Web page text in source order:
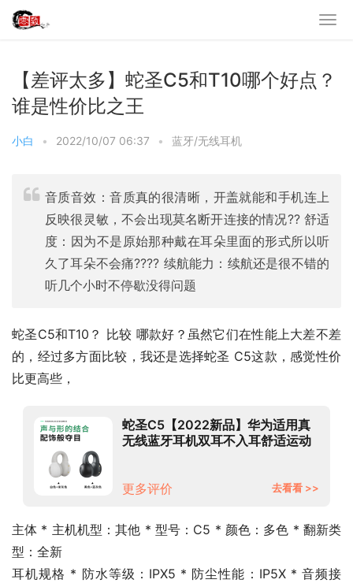
【差评太多】蛇圣C5和T10哪个好点？
谁是性价比之王
小白 • 2022/10/07 06:37 • 蓝牙/无线耳机
音质音效：音质真的很清晰，开盖就能和手机连上
反映很灵敏，不会出现莫名断开连接的情况?? 舒适
度：因为不是原始那种戴在耳朵里面的形式所以听
久了耳朵不会痛???? 续航能力：续航还是很不错的
听几个小时不停歇没得问题
蛇圣C5和T10？ 比较 哪款好？虽然它们在性能上大差不差
的，经过多方面比较，我还是选择蛇圣 C5这款，感觉性价
比更高些，
蛇圣C5【2022新品】华为适用真
无线蓝牙耳机双耳不入耳舒适运动
久戴不痛|】 华为苹果安卓鸿蒙魅族
更多评价 去看看 >>
主体 * 主机机型：其他 * 型号：C5 * 颜色：多色 * 翻新类
型：全新
耳机规格 * 防水等级：IPX5 * 防尘性能：IP5X * 音频接